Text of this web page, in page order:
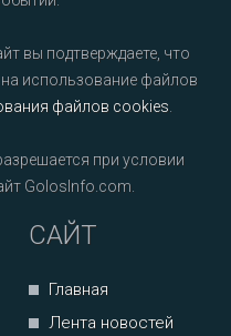
вы подтверждаете, что
использование файлов
файлов cookies
при условии
GolosInfo.com.
САЙТ
Главная
Лента новостей